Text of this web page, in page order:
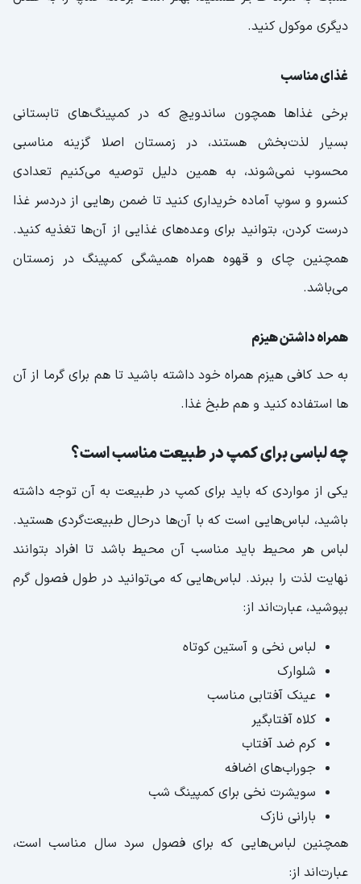
دیگری موکول کنید.
غذای مناسب
برخی غذاها همچون ساندویچ که در کمپینگ‌های تابستانی
بسیار لذت‌بخش هستند، در زمستان اصلا گزینه مناسبی
محسوب نمی‌شوند، به همین دلیل توصیه می‌کنیم تعدادی
کنسرو و سوپ آماده خریداری کنید تا ضمن رهایی از دردسر غذا
درست کردن، بتوانید برای وعده‌های غذایی از آن‌ها تغذیه کنید.
همچنین چای و قهوه همراه همیشگی کمپینگ در زمستان
می‌باشد.
همراه داشتن هیزم
به حد کافی هیزم همراه خود داشته باشید تا هم برای گرما از آن
ها استفاده کنید و هم طبخ غذا.
چه لباسی برای کمپ در طبیعت مناسب است؟
یکی از مواردی که باید برای کمپ در طبیعت به آن توجه داشته
باشید، لباس‌هایی است که با آن‌ها درحال طبیعت‌گردی هستید.
لباس هر محیط باید مناسب آن محیط باشد تا افراد بتوانند
نهایت لذت را ببرند. لباس‌هایی که می‌توانید در طول فصول گرم
بپوشید، عبارت‌اند از:
لباس نخی و آستین کوتاه
شلوارک
عینک آفتابی مناسب
کلاه آفتابگیر
کرم ضد آفتاب
جوراب‌های اضافه
سویشرت نخی برای کمپینگ شب
بارانی نازک
همچنین لباس‌هایی که برای فصول سرد سال مناسب است،
عبارت‌اند از: